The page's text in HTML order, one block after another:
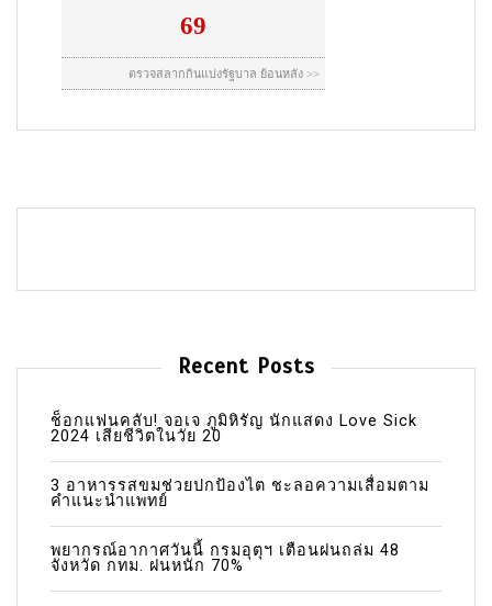
Recent Posts
ช็อกแฟนคลับ! จอเจ ภูมิหิรัญ นักแสดง Love Sick
2024 เสียชีวิตในวัย 20
3 อาหารรสขมช่วยปกป้องไต ชะลอความเสื่อมตาม
คำแนะนำแพทย์
พยากรณ์อากาศวันนี้ กรมอุตุฯ เตือนฝนถล่ม 48
จังหวัด กทม. ฝนหนัก 70%